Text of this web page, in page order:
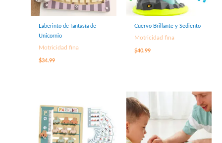
Laberinto de fantasía de
Unicornio
Motricidad fina
$34.99
Cuervo Brillante y Sediento
Motricidad fina
$40.99